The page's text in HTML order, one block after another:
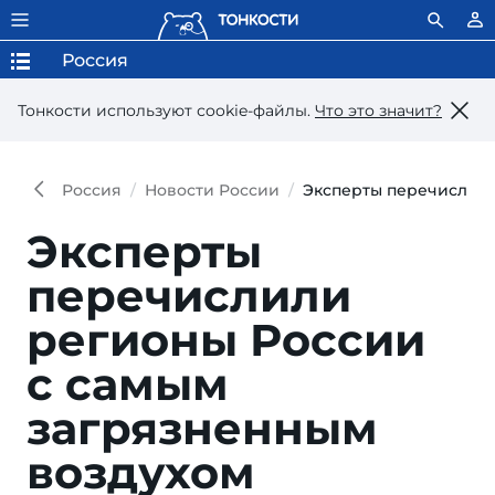
Тонкости используют сookie-файлы. Что это значит?
Россия
Россия Новости России Эксперты
Эксперты
перечислили
регионы России
с самым
загрязненным
воздухом